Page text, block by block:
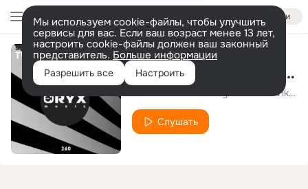
Войти
Мы используем cookie-файлы, чтобы улучшить
сервисы для вас. Если ваш возраст менее 13 лет,
настроить cookie-файлы должен ваш законный
представитель. Больше информации
Разрешить все Настроить Twist My Sobriety (No Hopes & Wan Roux Remix)
Shirshnev & Ivan Deyanov Feat Vika Grand
Слушать